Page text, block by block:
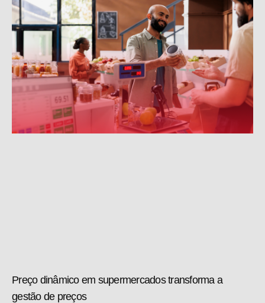
Preço dinâmico em supermercados transforma a
gestão de preços